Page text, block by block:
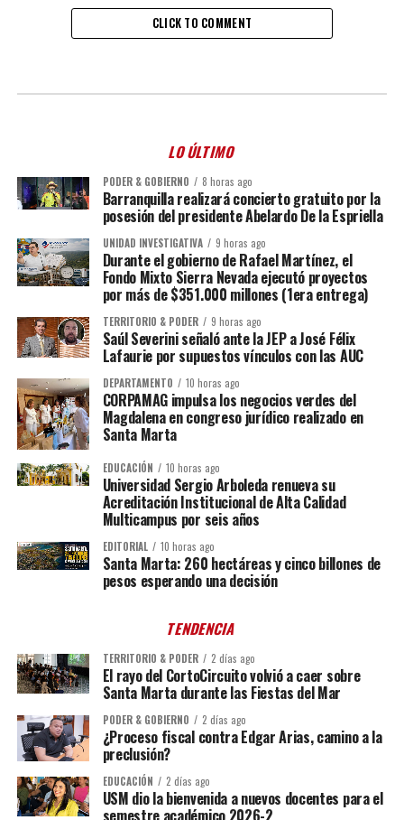
CLICK TO COMMENT
LO ÚLTIMO
PODER & GOBIERNO 8 horas ago
Barranquilla realizará concierto gratuito por la
posesión del presidente Abelardo De la Espriella
UNIDAD INVESTIGATIVA 9 horas ago
Durante el gobierno de Rafael Martínez, el
Fondo Mixto Sierra Nevada ejecutó proyectos
por más de $351.000 millones (1era entrega)
TERRITORIO & PODER 9 horas ago
Saúl Severini señaló ante la JEP a José Félix
Lafaurie por supuestos vínculos con las AUC
DEPARTAMENTO 10 horas ago
CORPAMAG impulsa los negocios verdes del
Magdalena en congreso jurídico realizado en
Santa Marta
EDUCACIÓN 10 horas ago
Universidad Sergio Arboleda renueva su
Acreditación Institucional de Alta Calidad
Multicampus por seis años
EDITORIAL 10 horas ago
Santa Marta: 260 hectáreas y cinco billones de
pesos esperando una decisión
TENDENCIA
TERRITORIO & PODER 2 días ago
El rayo del CortoCircuito volvió a caer sobre
Santa Marta durante las Fiestas del Mar
PODER & GOBIERNO 2 días ago
¿Proceso fiscal contra Edgar Arias, camino a la
preclusión?
EDUCACIÓN 2 días ago
USM dio la bienvenida a nuevos docentes para el
semestre académico 2026-2